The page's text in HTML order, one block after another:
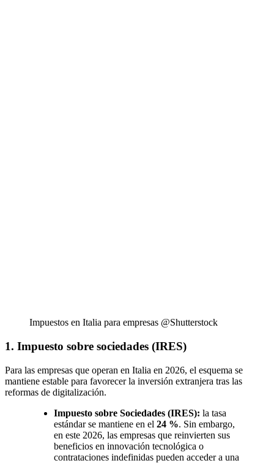
Impuestos en Italia para empresas @Shutterstock
1. Impuesto sobre sociedades (IRES)
Para las empresas que operan en Italia en 2026, el esquema se
mantiene estable para favorecer la inversión extranjera tras las
reformas de digitalización.
Impuesto sobre Sociedades (IRES): la tasa
estándar se mantiene en el 24 %. Sin embargo,
en este 2026, las empresas que reinvierten sus
beneficios en innovación tecnológica o
contrataciones indefinidas pueden acceder a una